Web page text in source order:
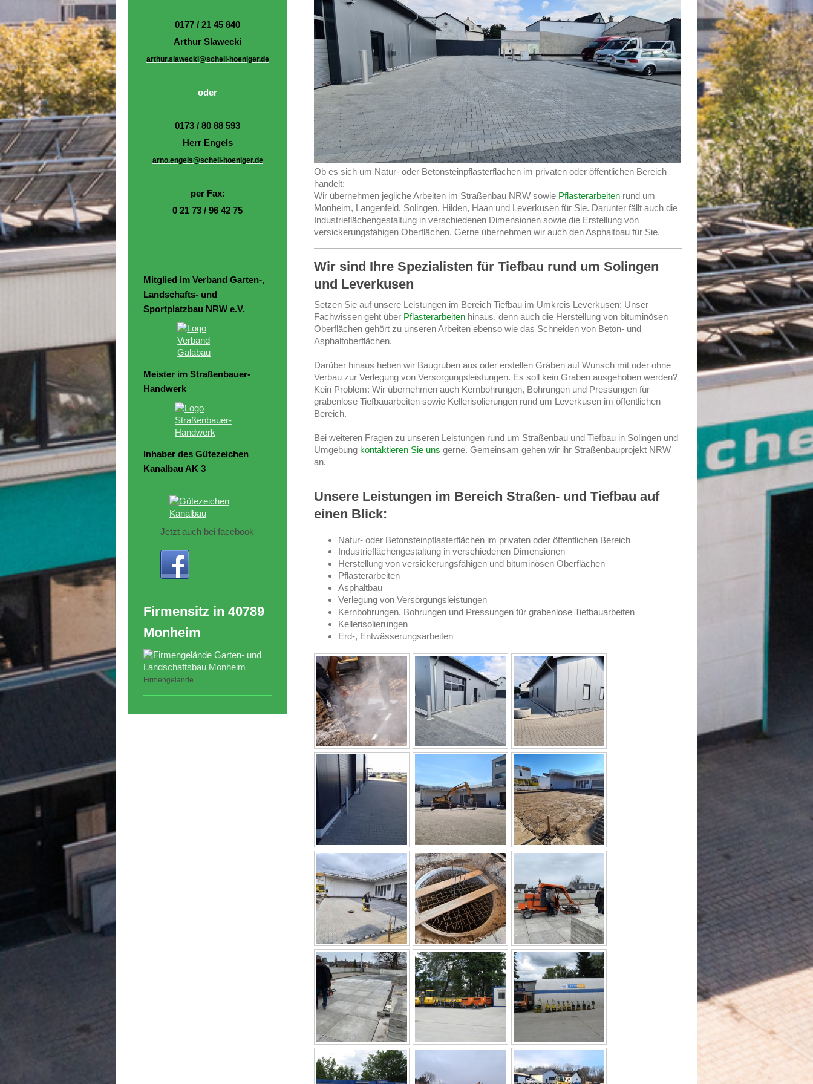
Ob es sich um Natur- oder Betonsteinpflasterflächen im privaten oder öffentlichen Bereich
handelt:
Wir übernehmen jegliche Arbeiten im Straßenbau NRW sowie Pflasterarbeiten rund um
Monheim, Langenfeld, Solingen, Hilden, Haan und Leverkusen für Sie. Darunter fällt auch die
Industrieflächengestaltung in verschiedenen Dimensionen sowie die Erstellung von
versickerungsfähigen Oberflächen. Gerne übernehmen wir auch den Asphaltbau für Sie.
Wir sind Ihre Spezialisten für Tiefbau rund um Solingen
und Leverkusen
Setzen Sie auf unsere Leistungen im Bereich Tiefbau im Umkreis Leverkusen: Unser
Fachwissen geht über Pflasterarbeiten hinaus, denn auch die Herstellung von bituminösen
Oberflächen gehört zu unseren Arbeiten ebenso wie das Schneiden von Beton- und
Asphaltoberflächen.
Darüber hinaus heben wir Baugruben aus oder erstellen Gräben auf Wunsch mit oder ohne
Verbau zur Verlegung von Versorgungsleistungen. Es soll kein Graben ausgehoben werden?
Kein Problem: Wir übernehmen auch Kernbohrungen, Bohrungen und Pressungen für
grabenlose Tiefbauarbeiten sowie Kellerisolierungen rund um Leverkusen im öffentlichen
Bereich.
Bei weiteren Fragen zu unseren Leistungen rund um Straßenbau und Tiefbau in Solingen und
Umgebung kontaktieren Sie uns gerne. Gemeinsam gehen wir ihr Straßenbauprojekt NRW
an.
Unsere Leistungen im Bereich Straßen- und Tiefbau auf
einen Blick:
Natur- oder Betonsteinpflasterflächen im privaten oder öffentlichen Bereich
Industrieflächengestaltung in verschiedenen Dimensionen
Herstellung von versickerungsfähigen und bituminösen Oberflächen
Pflasterarbeiten
Asphaltbau
Verlegung von Versorgungsleistungen
Kernbohrungen, Bohrungen und Pressungen für grabenlose Tiefbauarbeiten
Kellerisolierungen
Erd-, Entwässerungsarbeiten
0177 / 21 45 840
Arthur Slawecki
arthur.slawecki@schell-hoeniger.de
oder
0173 / 80 88 593
Herr Engels
arno.engels@schell-hoeniger.de
per Fax:
0 21 73 / 96 42 75
Mitglied im Verband Garten-,
Landschafts- und
Sportplatzbau NRW e.V.
Meister im Straßenbauer-
Handwerk
Inhaber des Gütezeichen
Kanalbau AK 3
Jetzt auch bei facebook
Firmensitz in 40789
Monheim
Firmengelände